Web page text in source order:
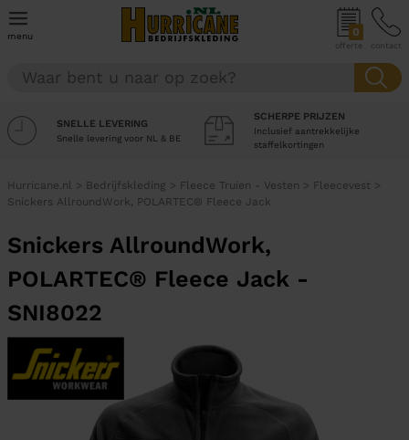
menu 0
offerte contact
SNELLE LEVERING
Snelle levering voor NL & BE
SCHERPE PRIJZEN
Inclusief aantrekkelijke
staffelkortingen
Hurricane.nl > Bedrijfskleding > Fleece Truien - Vesten > Fleecevest >
Snickers AllroundWork, POLARTEC® Fleece Jack
Snickers AllroundWork,
POLARTEC® Fleece Jack -
SNI8022